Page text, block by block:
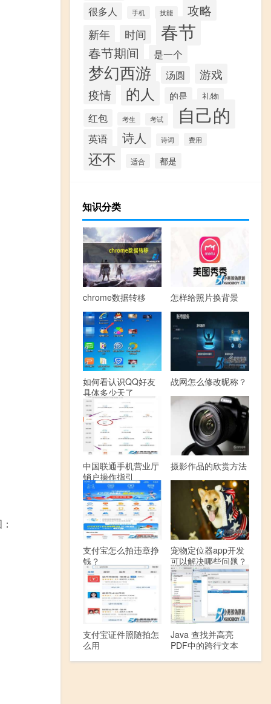
很多人 手机 技能 攻略
新年 时间 春节
春节期间 是一个
梦幻西游 汤圆
游戏
疫情
的人 的是 礼物
红包 考生 考试 自己的
英语 诗人 诗词 费用
还不 适合 都是
知识分类
chrome数据转移 怎样给照片换背景
如何看认识QQ好友
具体多少天了
战网怎么修改昵称？
中国联通手机营业厅
销户操作指引
摄影作品的欣赏方法
支付宝怎么拍违章挣
钱？
宠物定位器app开发
可以解决哪些问题？
支付宝证件照随拍怎
么用
Java 查找并高亮
PDF中的跨行文本